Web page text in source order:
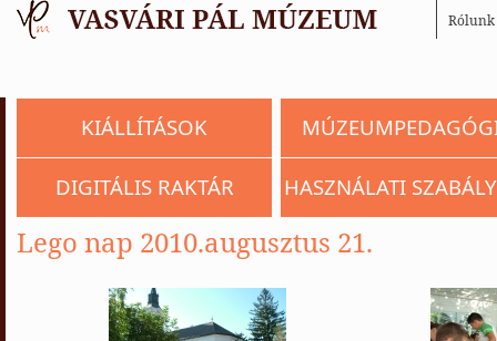
Rólunk
KIÁLLÍTÁSOK
DIGITÁLIS RAKTÁR HASZNÁLATI
Lego nap 2010.augusztus 21.